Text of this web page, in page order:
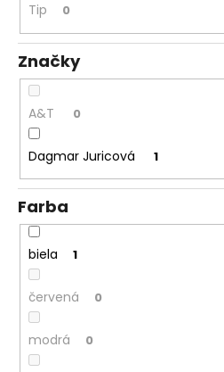
Tip 0
Značky
A&T 0
Dagmar Juricová 1
Farba
biela 1
červená 0
modrá 0
O
d
p
o
ú
a
m